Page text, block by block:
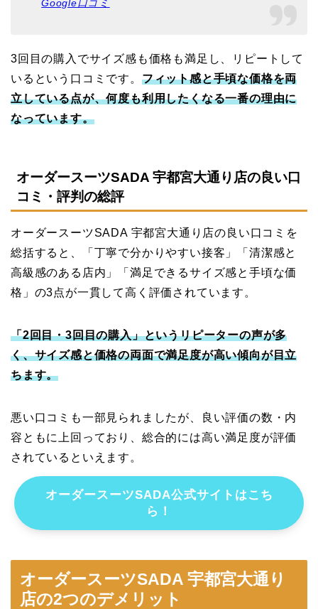
Google口コミ
3回目の購入でサイズ感も価格も満足し、リピートして
いるという口コミです。 フィット感と手頃な価格を両
立している点が、何度も利用したくなる一番の理由に
なっています。
オーダースーツSADA 宇都宮大通り店の良い口
コミ・評判の総評
オーダースーツSADA 宇都宮大通り店の良い口コミを
総括すると、「丁寧で分かりやすい接客」「清潔感と
高級感のある店内」「満足できるサイズ感と手頃な価
格」の3点が一貫して高く評価されています。
「2回目・3回目の購入」というリピーターの声が多
く、サイズ感と価格の両面で満足度が高い傾向が目立
ちます。
悪い口コミも一部見られましたが、良い評価の数・内
容ともに上回っており、総合的には高い満足度が評価
されているといえます。
オーダースーツSADA公式サイトはこち
ら！
オーダースーツSADA 宇都宮大通り
店の2つのデメリット